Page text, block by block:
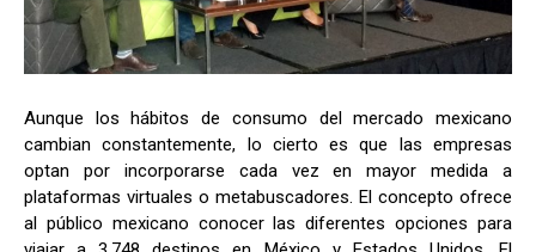
Aunque los hábitos de consumo del mercado mexicano
cambian constantemente, lo cierto es que las empresas
optan por incorporarse cada vez en mayor medida a
plataformas virtuales o metabuscadores. El concepto ofrece
al público mexicano conocer las diferentes opciones para